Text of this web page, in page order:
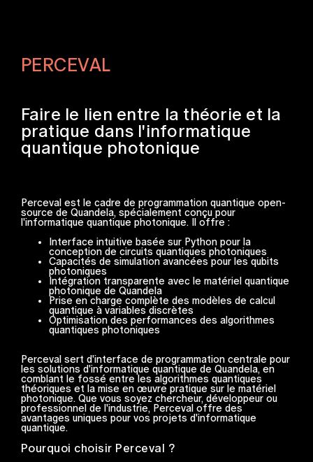
PERCEVAL
Faire le lien entre la théorie et la
pratique dans l'informatique
quantique photonique
Perceval est le cadre de programmation quantique open-
source de Quandela, spécialement conçu pour
l'informatique quantique photonique. Il offre :
Interface intuitive basée sur Python pour la
conception de circuits quantiques photoniques
Capacités de simulation avancées pour les qubits
photoniques
Intégration transparente avec le matériel quantique
photonique de Quandela
Prise en charge complète des modèles de calcul
quantique à variables discrètes
Optimisation des performances des algorithmes
quantiques photoniques
Perceval sert d'interface de programmation centrale pour
les solutions d'informatique quantique de Quandela, en
comblant le fossé entre les algorithmes quantiques
théoriques et la mise en œuvre pratique sur le matériel
photonique. Que vous soyez chercheur, développeur ou
professionnel de l'industrie, Perceval offre des
avantages uniques pour vos projets d'informatique
quantique.
Pourquoi choisir Perceval ?